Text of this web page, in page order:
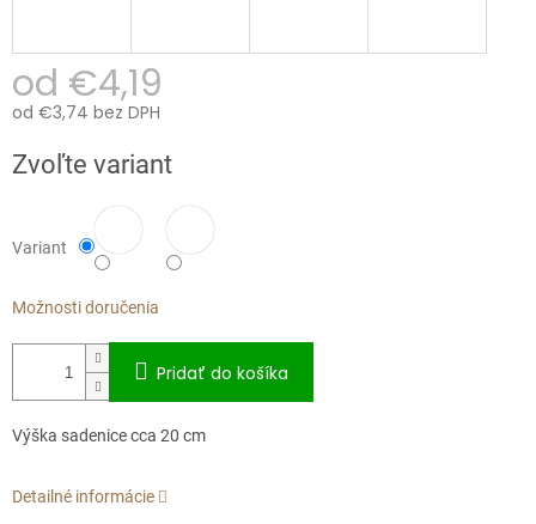
od €4,19
od €3,74 bez DPH
cena:
Zvoľte variant
Variant
Možnosti doručenia
Pridať do košíka
Výška sadenice cca 20 cm
Detailné informácie